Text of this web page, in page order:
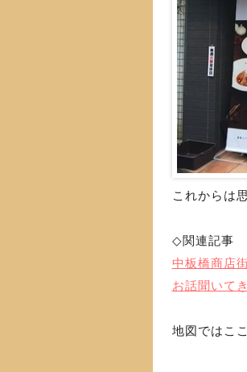
これからは
◇関連記事
中板橋商店
お話聞いてき
地図ではこ